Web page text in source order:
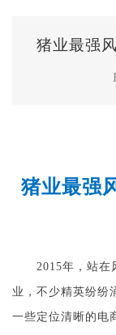
猪业最强
猪业最强
2015年，站在
业，不少精英纷纷
一些定位清晰的电